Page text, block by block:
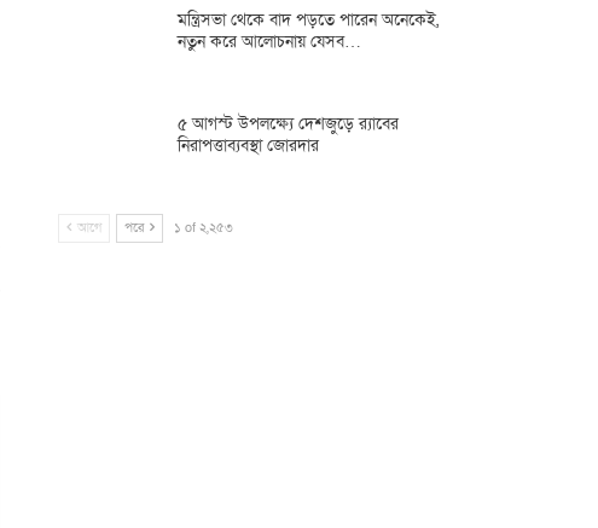
মন্ত্রিসভা থেকে বাদ পড়তে পারেন অনেকেই,
নতুন করে আলোচনায় যেসব…
৫ আগস্ট উপলক্ষ্যে দেশজুড়ে র‌্যাবের
নিরাপত্তাব্যবস্থা জোরদার
আগে পরে ১ of ২,২৫৩